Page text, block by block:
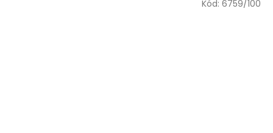
Kód: 6759/100